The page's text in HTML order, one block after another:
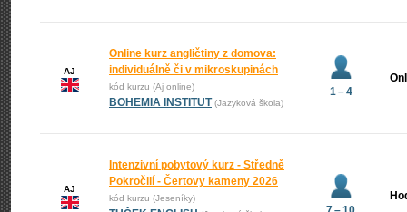
AJ
Online kurz angličtiny z domova:
individuálně či v mikroskupinách
kód kurzu (Aj online)
BOHEMIA INSTITUT (Jazyková škola)
1 – 4
AJ
Intenzivní pobytový kurz - Středně
Pokročilí - Čertovy kameny 2026
kód kurzu (Jeseníky)